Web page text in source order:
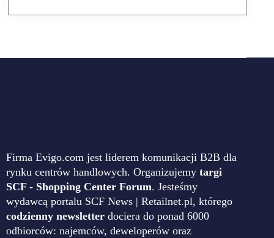
Firma Evigo.com jest liderem komunikacji B2B dla
rynku centrów handlowych. Organizujemy targi
SCF - Shopping Center Forum. Jesteśmy
wydawcą portalu SCF News | Retailnet.pl, którego
codzienny newsletter dociera do ponad 6000
odbiorców: najemców, deweloperów oraz